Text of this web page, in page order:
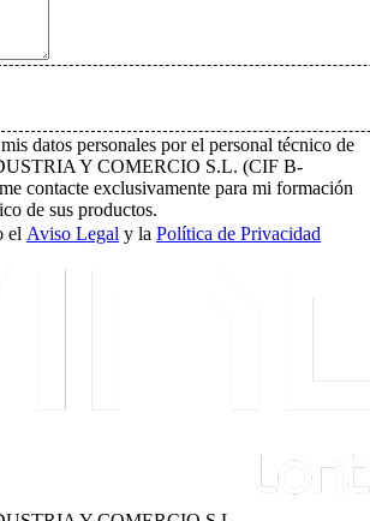
datos personales por el personal técnico de
Y COMERCIO S.L. (CIF B-
contacte exclusivamente para mi formación
de sus productos.
el Aviso Legal y la Política de Privacidad